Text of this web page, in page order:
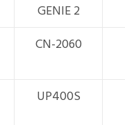
GENIE 2
CN-2060
UP400S